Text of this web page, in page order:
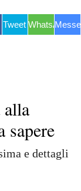
Tweet WhatsApp
sapere
e dettagli